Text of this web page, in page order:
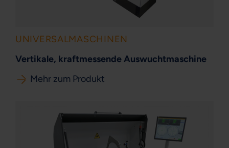
UNIVERSALMASCHINEN
Vertikale, kraftmessende Auswuchtmaschine
Mehr zum Produkt